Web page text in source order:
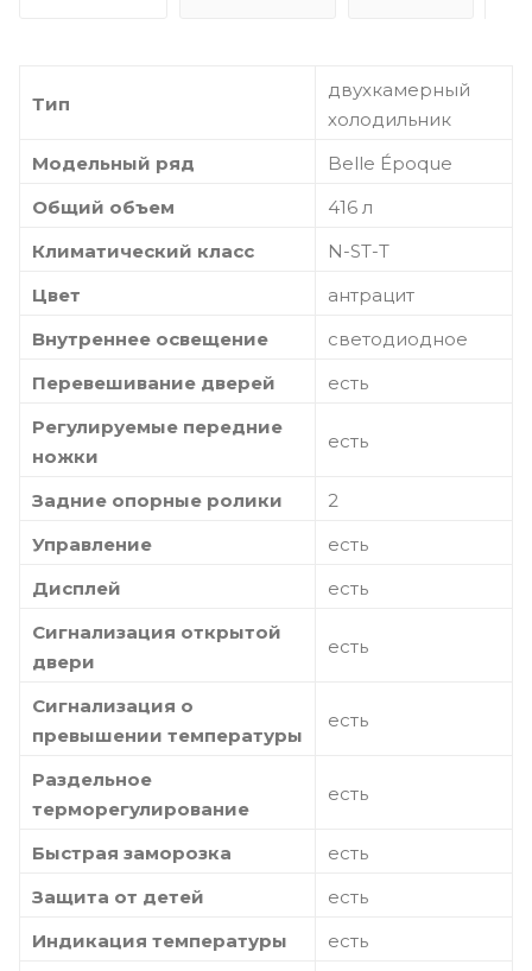
Тип
двухкамерный
холодильник
Модельный ряд
Belle Époque
Общий объем
416 л
Климатический класс
N-ST-T
Цвет
антрацит
Внутреннее освещение
светодиодное
Перевешивание дверей
есть
Регулируемые передние
ножки
есть
Задние опорные ролики
2
Управление
есть
Дисплей
есть
Сигнализация открытой
двери
есть
Сигнализация о
превышении температуры
есть
Раздельное
терморегулирование
есть
Быстрая заморозка
есть
Защита от детей
есть
Индикация температуры
есть